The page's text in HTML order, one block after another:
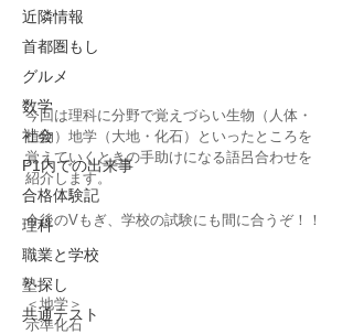
近隣情報
首都圏もし
グルメ
数学
社会
P1内での出来事
合格体験記
理科
職業と学校
塾探し
共通テスト
今回は理科に分野で覚えづらい生物（人体・
植物）地学（大地・化石）といったところを
覚えていくときの手助けになる語呂合わせを
紹介します。
今後のVもぎ、学校の試験にも間に合うぞ！！
＜地学＞
示準化石